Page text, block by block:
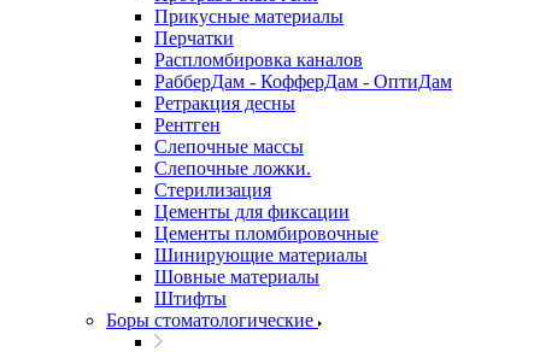
Прикусные материалы
Перчатки
Распломбировка каналов
РабберДам - КофферДам - ОптиДам
Ретракция десны
Рентген
Слепочные массы
Слепочные ложки.
Стерилизация
Цементы для фиксации
Цементы пломбировочные
Шинирующие материалы
Шовные материалы
Штифты
Боры стоматологические